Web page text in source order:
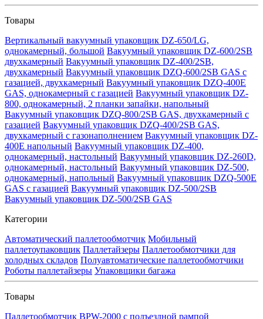
Товары
Вертикальный вакуумный упаковщик DZ-650/LG,
однокамерный, большой Вакуумный упаковщик DZ-600/2SB
двухкамерный Вакуумный упаковщик DZ-400/2SB,
двухкамерный Вакуумный упаковщик DZQ-600/2SB GAS с
газацией, двухкамерный Вакуумный упаковщик DZQ-400E
GAS, однокамерный с газацией Вакуумный упаковщик DZ-
800, однокамерный, 2 планки запайки, напольный
Вакуумный упаковщик DZQ-800/2SB GAS, двухкамерный с
газацией Вакуумный упаковщик DZQ-400/2SB GAS,
двухкамерный с газонаполнением Вакуумный упаковщик DZ-
400E напольный Вакуумный упаковщик DZ-400,
однокамерный, настольный Вакуумный упаковщик DZ-260D,
однокамерный, настольный Вакуумный упаковщик DZ-500,
однокамерный, напольный Вакуумный упаковщик DZQ-500E
GAS с газацией Вакуумный упаковщик DZ-500/2SB
Вакуумный упаковщик DZ-500/2SB GAS
Категории
Автоматический паллетообмотчик Мобильный
паллетоупаковщик Паллетайзеры Паллетообмотчики для
холодных складов Полуавтоматические паллетообмотчики
Роботы паллетайзеры Упаковщики багажа
Товары
Паллетообмотчик BPW-2000 с подъездной рампой